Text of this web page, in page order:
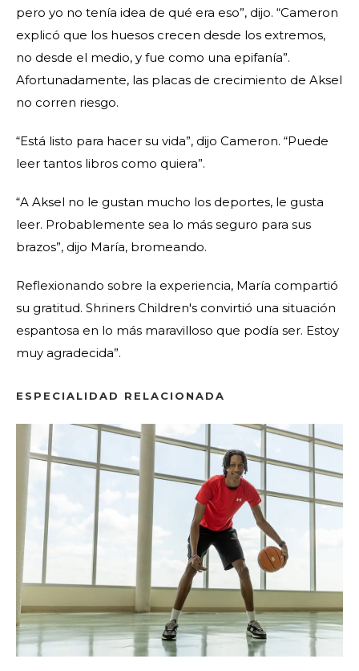
pero yo no tenía idea de qué era eso”, dijo. “Cameron
explicó que los huesos crecen desde los extremos,
no desde el medio, y fue como una epifanía”.
Afortunadamente, las placas de crecimiento de Aksel
no corren riesgo.
“Está listo para hacer su vida”, dijo Cameron. “Puede
leer tantos libros como quiera”.
“A Aksel no le gustan mucho los deportes, le gusta
leer. Probablemente sea lo más seguro para sus
brazos”, dijo María, bromeando.
Reflexionando sobre la experiencia, María compartió
su gratitud. Shriners Children's convirtió una situación
espantosa en lo más maravilloso que podía ser. Estoy
muy agradecida”.
ESPECIALIDAD RELACIONADA